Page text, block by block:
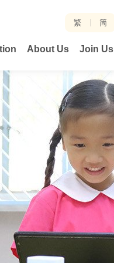
繁 简
About Us Join Us